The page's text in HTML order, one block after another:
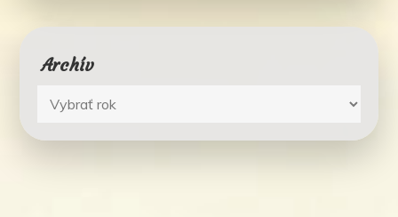
Archív
Archív